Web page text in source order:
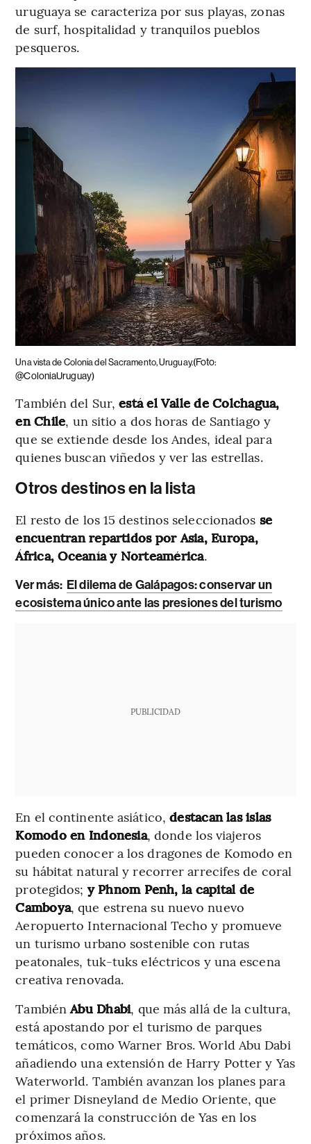
uruguaya se caracteriza por sus playas, zonas
de surf, hospitalidad y tranquilos pueblos
pesqueros.
Una vista de Colonia del Sacramento, Uruguay.(Foto:
@ColoniaUruguay)
También del Sur,está el Valle de Colchagua,
en Chile, un sitio a dos horas de Santiago y
que se extiende desde los Andes, ideal para
quienes buscan viñedos y ver las estrellas.
Otros destinos en la lista
El resto de los 15 destinos seleccionados se
encuentran repartidos por Asia, Europa,
África, Oceanía y Norteamérica.
Ver más: El dilema de Galápagos: conservar un
ecosistema único ante las presiones del turismo
PUBLICIDAD
En el continente asiático,destacan las islas
Komodo en Indonesia, donde los viajeros
pueden conocer a los dragones de Komodo en
su hábitat natural y recorrer arrecifes de coral
protegidos; y Phnom Penh, la capital de
Camboya, que estrena su nuevo nuevo
Aeropuerto Internacional Techo y promueve
un turismo urbano sostenible con rutas
peatonales, tuk-tuks eléctricos y una escena
creativa renovada.
TambiénAbu Dhabi, que más allá de la cultura,
está apostando por el turismo de parques
temáticos, como Warner Bros. World Abu Dabi
añadiendo una extensión de Harry Potter y Yas
Waterworld. También avanzan los planes para
el primer Disneyland de Medio Oriente, que
comenzará la construcción de Yas en los
próximos años.